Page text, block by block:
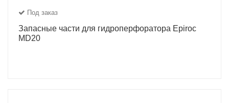
Под заказ
Запасные части для гидроперфоратора Epiroc
MD20